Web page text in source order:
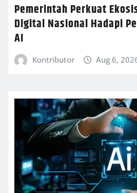
Pemerintah Perkuat
Digital Nasional Hadapi
AI
Kontributor Aug 6,